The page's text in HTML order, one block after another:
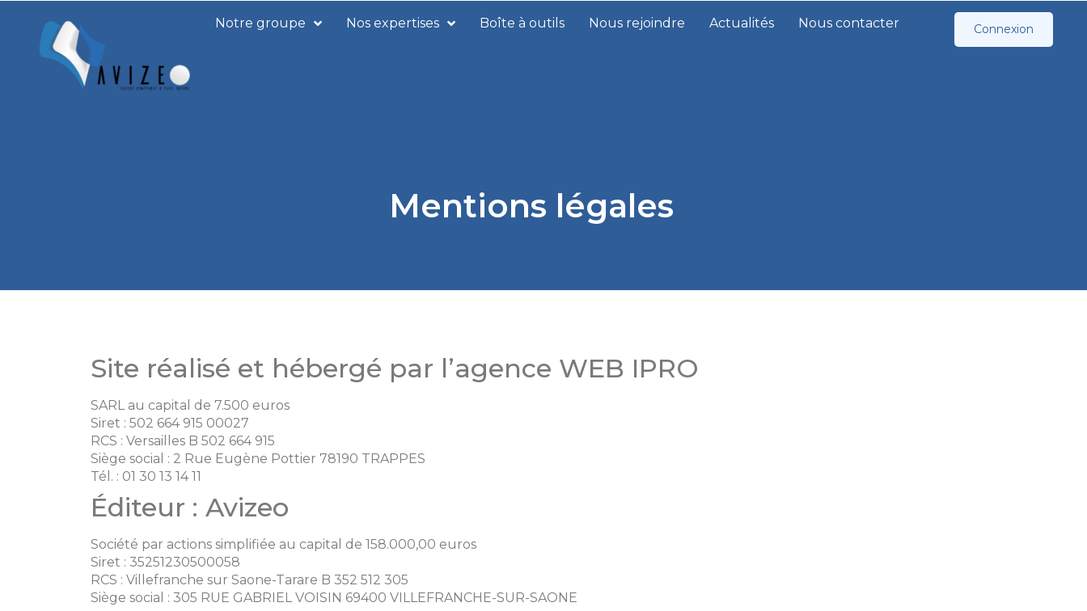
Notre groupe Nos expertises Boîte à outils Nous rejoindre Actualités Nous contacter Connexion
Mentions légales
Site réalisé et hébergé par l’agence WEB IPRO
SARL au capital de 7.500 euros
Siret : 502 664 915 00027
RCS : Versailles B 502 664 915
Siège social : 2 Rue Eugène Pottier 78190 TRAPPES
Tél. : 01 30 13 14 11
Éditeur : Avizeo
Société par actions simplifiée au capital de 158.000,00 euros
Siret : 35251230500058
RCS : Villefranche sur Saone-Tarare B 352 512 305
Siège social : 305 RUE GABRIEL VOISIN 69400 VILLEFRANCHE-SUR-SAONE